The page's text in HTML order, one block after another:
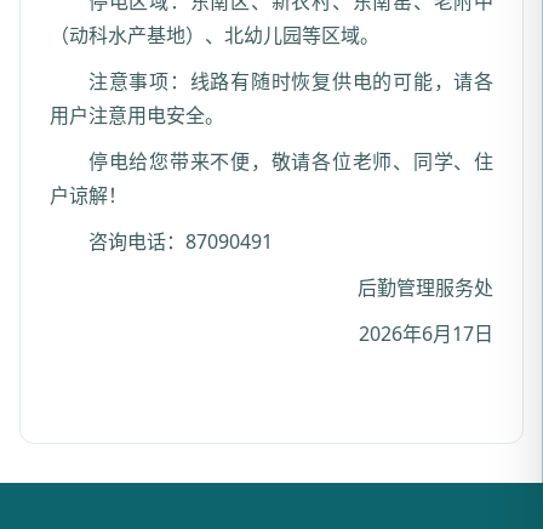
（动科水产基地）、北幼儿园等区域。
注意事项：线路有随时恢复供电的可能，请各
用户注意用电安全。
停电给您带来不便，敬请各位老师、同学、住
户谅解！
咨询电话：87090491
后勤管理服务处
2026年6月17日